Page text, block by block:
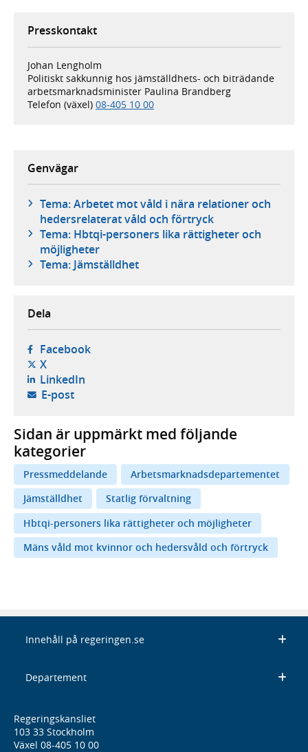
Presskontakt
Johan Lengholm
Politiskt sakkunnig hos jämställdhets- och biträdande
arbetsmarknadsminister Paulina Brandberg
Telefon (växel) 08-405 10 00
Genvägar
Tema: Arbetet mot våld i nära relationer och
hedersrelaterat våld och förtryck
Tema: Hbtqi-personers lika rättigheter och
möjligheter
Tema: Jämställdhet
Dela
Facebook- öppnas i ny flik, extern webbplats,
X- öppnas i ny flik, extern webbplats,
LinkedIn- öppnas i ny flik, extern webbplats,
E-post- öppnar din e-postklient,
Sidan är uppmärkt med följande
kategorier
Pressmeddelande
Arbetsmarknadsdepartementet
Jämställdhet
Statlig förvaltning
Hbtqi-personers lika rättigheter och möjligheter
Mäns våld mot kvinnor och hedersvåld och förtryck
Innehåll på regeringen.se
Departement
Regeringskansliet
103 33 Stockholm
Växel 08-405 10 00